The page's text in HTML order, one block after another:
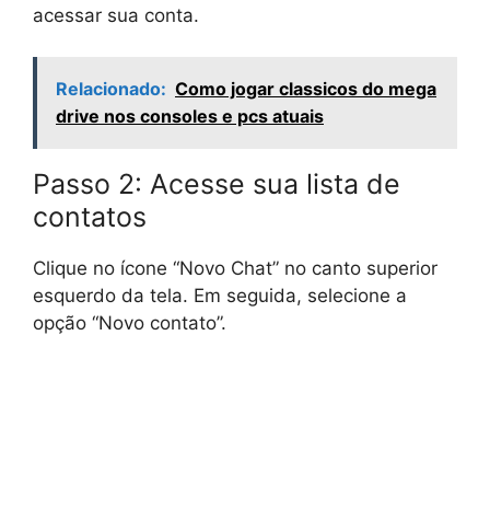
acessar sua conta.
Relacionado: Como jogar classicos do mega
drive nos consoles e pcs atuais
Passo 2: Acesse sua lista de
contatos
Clique no ícone “Novo Chat” no canto superior
esquerdo da tela. Em seguida, selecione a
opção “Novo contato”.